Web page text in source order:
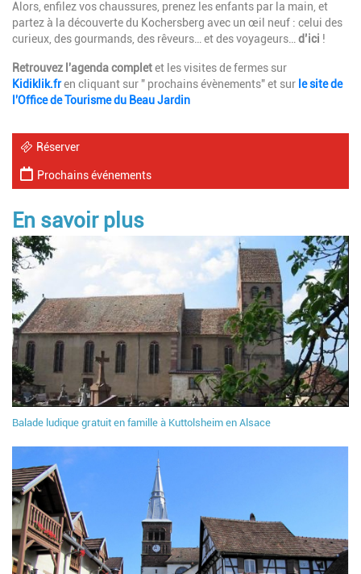
Alors, enfilez vos chaussures, prenez les enfants par la main, et
partez à la découverte du Kochersberg avec un œil neuf : celui des
curieux, des gourmands, des rêveurs… et des voyageurs…d’ici !
Retrouvez l'agenda completet les visites de fermes sur
Kidiklik.fren cliquant sur " prochains évènements" et sur le site de
l'Office de Tourisme du Beau Jardin
Réserver
Prochains événements
En savoir plus
Balade ludique gratuit en famille à Kuttolsheim en Alsace